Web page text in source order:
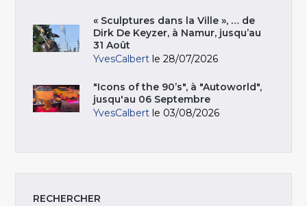
« Sculptures dans la Ville », … de
Dirk De Keyzer, à Namur, jusqu’au
31 Août
YvesCalbert le 28/07/2026
"Icons of the 90’s", à "Autoworld",
jusqu'au 06 Septembre
YvesCalbert le 03/08/2026
RECHERCHER